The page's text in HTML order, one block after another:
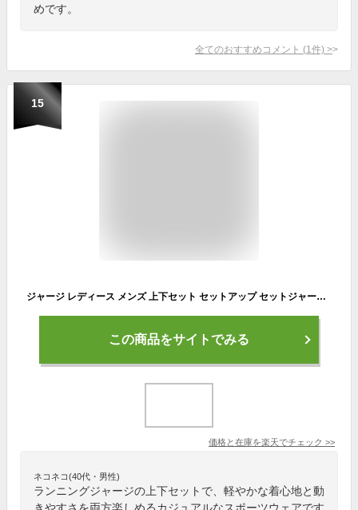
めです。
全てのおすすめコメント (1 件) >
15
ジャージ レディース メンズ 上下セット セットアップ セットジャージ トレーニングウェア ラインジャージ スポーツ ルームウェア 部屋着 運動着 男性用 女性用 ランニング ジョギング ウォーキング ピンク ネイビー 水色 グリーン 緑色 PONTAPES ポンタペス PSS-690 《☆》
この商品をサイトでみる
価格と在庫を楽天でチェック >>
ネコネコ(40代・男性)
ランニングジャージの上下セットで、軽やかな着心地と動